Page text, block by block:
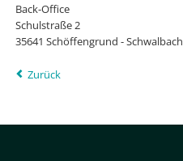
Back-Office
Schulstraße 2
35641 Schöffengrund - Schwalbach
Zurück